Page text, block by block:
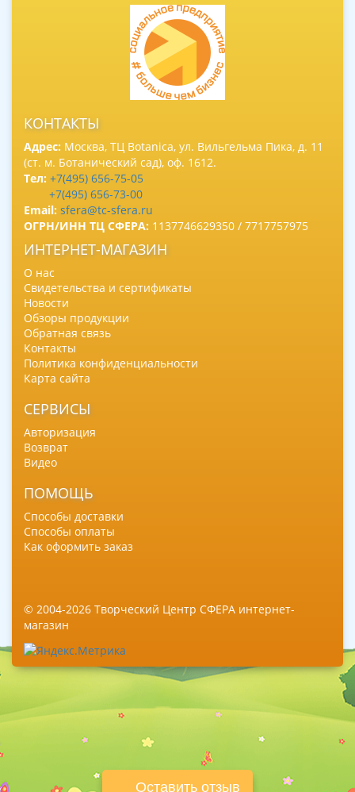
Оставить отзыв
КОНТАКТЫ
Адрес: Москва, ТЦ Botanica, ул. Вильгельма Пика, д. 11
(ст. м. Ботанический сад), оф. 1612.
Тел: +7(495) 656-75-05
+7(495) 656-73-00
Email: sfera@tc-sfera.ru
ОГРН/ИНН ТЦ СФЕРА: 1137746629350 / 7717757975
ИНТЕРНЕТ-МАГАЗИН
О нас
Свидетельства и сертификаты
Новости
Обзоры продукции
Обратная связь
Контакты
Политика конфиденциальности
Карта сайта
СЕРВИСЫ
Авторизация
Возврат
Видео
ПОМОЩЬ
Способы доставки
Способы оплаты
Как оформить заказ
© 2004-2026 Творческий Центр СФЕРА интернет-
магазин